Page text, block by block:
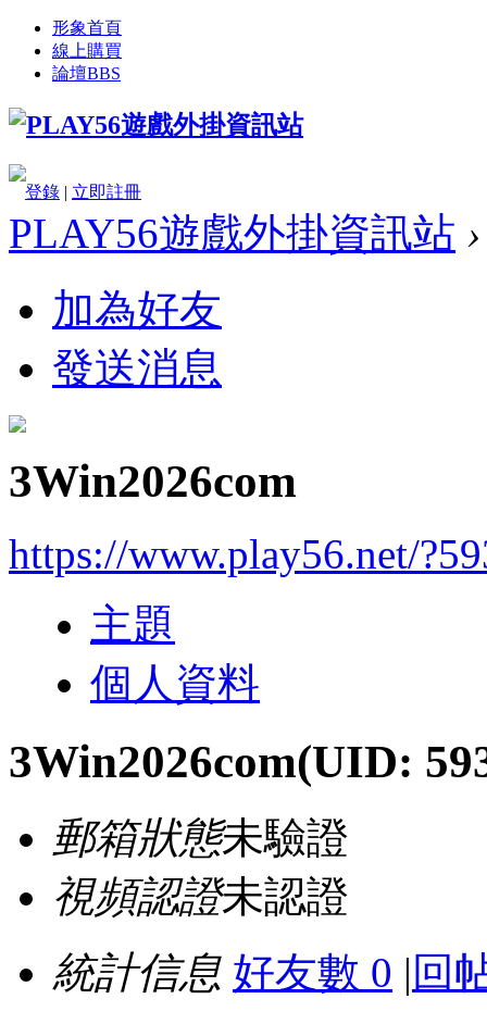
形象首頁
線上購買
論壇BBS
登錄 | 立即註冊
PLAY56遊戲外掛資訊站 ›
加為好友
發送消息
3Win2026com
https://www.play56.net/
主題
個人資料
3Win2026com(UID:
郵箱狀態未驗證
視頻認證未認證
統計信息 好友數 0 | 回